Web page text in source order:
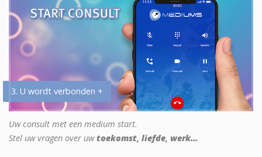
3. U wordt verbonden +
Uw consult met een medium start.
Stel uw vragen over uwtoekomst, liefde, werk...